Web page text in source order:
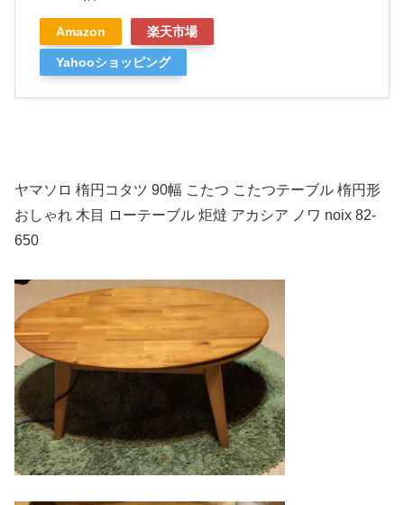
Amazon 楽天市場
Yahooショッピング
ヤマソロ 楕円コタツ 90幅 こたつ こたつテーブル 楕円形
おしゃれ 木目 ローテーブル 炬燵 アカシア ノワ noix 82-
650